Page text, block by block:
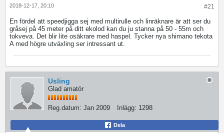
#21
2018-12-17, 20:10
En fördel att speedjigga sej med multirulle och linräknare är att ser du
gråsej på 45 meter på ditt ekolod kan du ju stanna på 50 - 55m och
tokveva. Det blir lite osäkrare med haspel. Tycker nya shimano tekota
A med högre utväxling ser intressant ut.
Usling
Glad amatör
Reg.datum: Jan 2009 Inlägg: 1298
Dela